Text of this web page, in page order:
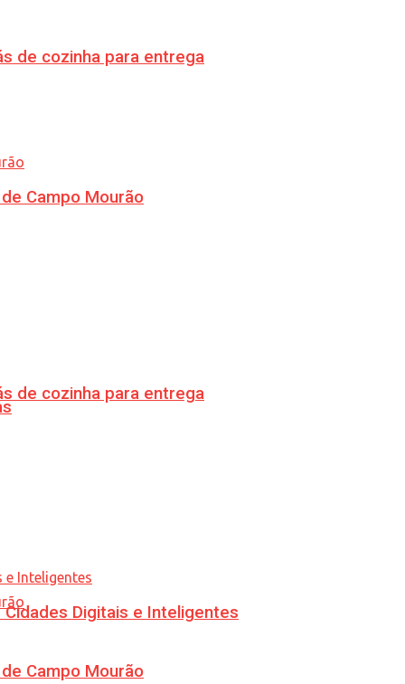
de cozinha para entrega
Campo Mourão
de cozinha para entrega
Campo Mourão
Digitais e Inteligentes